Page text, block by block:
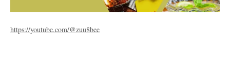
https://youtube.com/@zuu8bee